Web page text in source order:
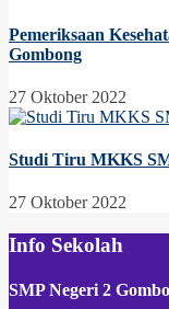
Pemeriksaan
Gombong
27 Oktober 2022
Studi Tiru MKKS
27 Oktober 2022
Info Sekolah
SMP Negeri 2